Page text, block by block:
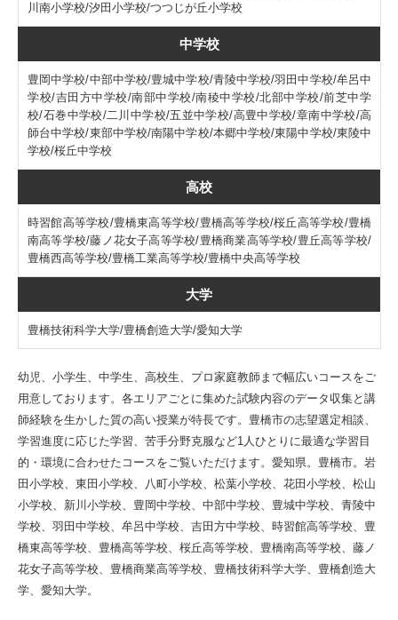
川南小学校/汐田小学校/つつじが丘小学校
中学校
豊岡中学校/中部中学校/豊城中学校/青陵中学校/羽田中学校/牟呂中
学校/吉田方中学校/南部中学校/南稜中学校/北部中学校/前芝中学
校/石巻中学校/二川中学校/五並中学校/高豊中学校/章南中学校/高
師台中学校/東部中学校/南陽中学校/本郷中学校/東陽中学校/東陵中
学校/桜丘中学校
高校
時習館高等学校/豊橋東高等学校/豊橋高等学校/桜丘高等学校/豊橋
南高等学校/藤ノ花女子高等学校/豊橋商業高等学校/豊丘高等学校/
豊橋西高等学校/豊橋工業高等学校/豊橋中央高等学校
大学
豊橋技術科学大学/豊橋創造大学/愛知大学
幼児、小学生、中学生、高校生、プロ家庭教師まで幅広いコースをご
用意しております。各エリアごとに集めた試験内容のデータ収集と講
師経験を生かした質の高い授業が特長です。豊橋市の志望選定相談、
学習進度に応じた学習、苦手分野克服など1人ひとりに最適な学習目
的・環境に合わせたコースをご覧いただけます。愛知県。豊橋市。岩
田小学校、東田小学校、八町小学校、松葉小学校、花田小学校、松山
小学校、新川小学校、豊岡中学校、中部中学校、豊城中学校、青陵中
学校、羽田中学校、牟呂中学校、吉田方中学校、時習館高等学校、豊
橋東高等学校、豊橋高等学校、桜丘高等学校、豊橋南高等学校、藤ノ
花女子高等学校、豊橋商業高等学校、豊橋技術科学大学、豊橋創造大
学、愛知大学。